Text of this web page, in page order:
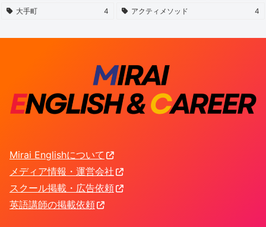
大手町 4 アクティメソッド 4
Mirai Englishについて
メディア情報・運営会社
スクール掲載・広告依頼
英語講師の掲載依頼